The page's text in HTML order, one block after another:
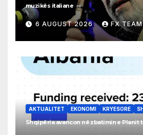
muzikës italiane
6 AUGUST 2026 FX TEAM
AKTUALITET EKONOMI KRYESORE
Shqipëria avancon në zbatimin e Planit